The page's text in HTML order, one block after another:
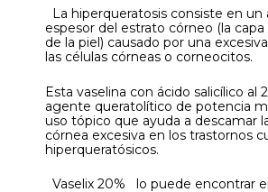
La hiperqueratosis consiste en
espesor del estrato córneo (la
de la piel) causado por una
las células córneas o corneocitos.
Esta vaselina con ácido salicílico al
agente queratolítico de potencia
uso tópico que ayuda a descamar
córnea excesiva en los trastornos
hiperqueratósicos.
Vaselix 20% lo puede encontrar